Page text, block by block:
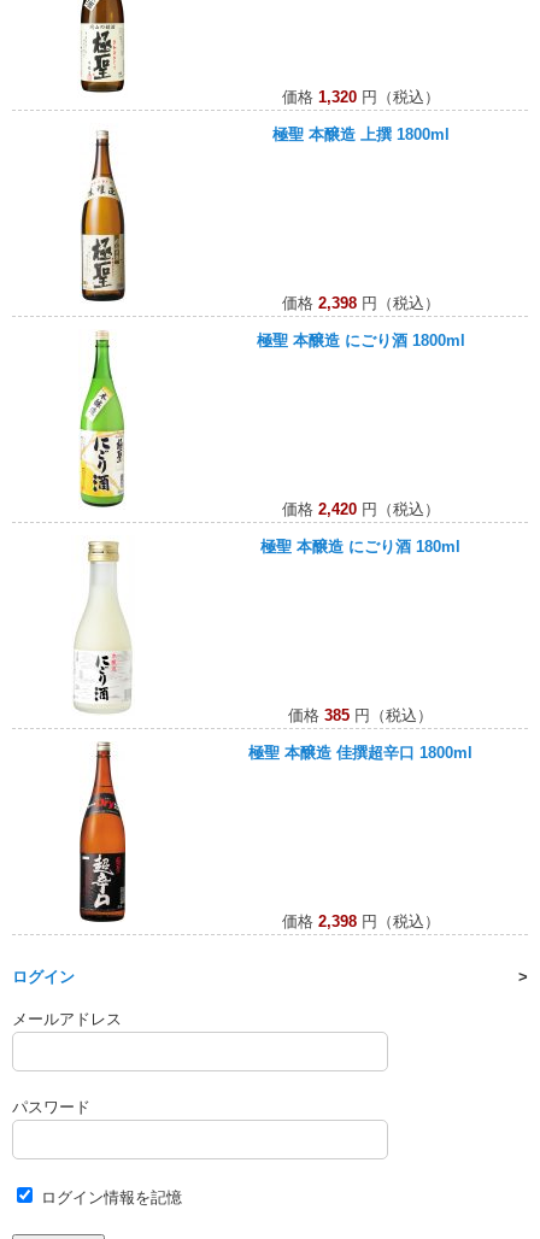
価格 1,320円（税込）
極聖 本醸造 上撰 1800ml
価格 2,398円（税込）
極聖 本醸造 にごり酒 1800ml
価格 2,420円（税込）
極聖 本醸造 にごり酒 180ml
価格 385 円（税込）
極聖 本醸造 佳撰超辛口 1800ml
価格 2,398円（税込）
ログイン
メールアドレス
パスワード
ログイン情報を記憶